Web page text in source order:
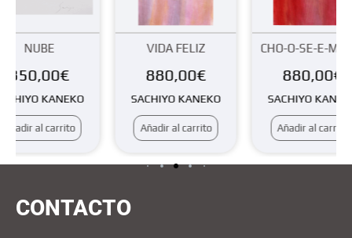
VIDA FELIZ
880,00
Añadir al carrito
SACHIYO KANEKO
CHO-O-SE-E-MI-O-O
880,00
Añadir al carrito
SACHIYO KANEKO
Añadir
PINK
CONTACTO